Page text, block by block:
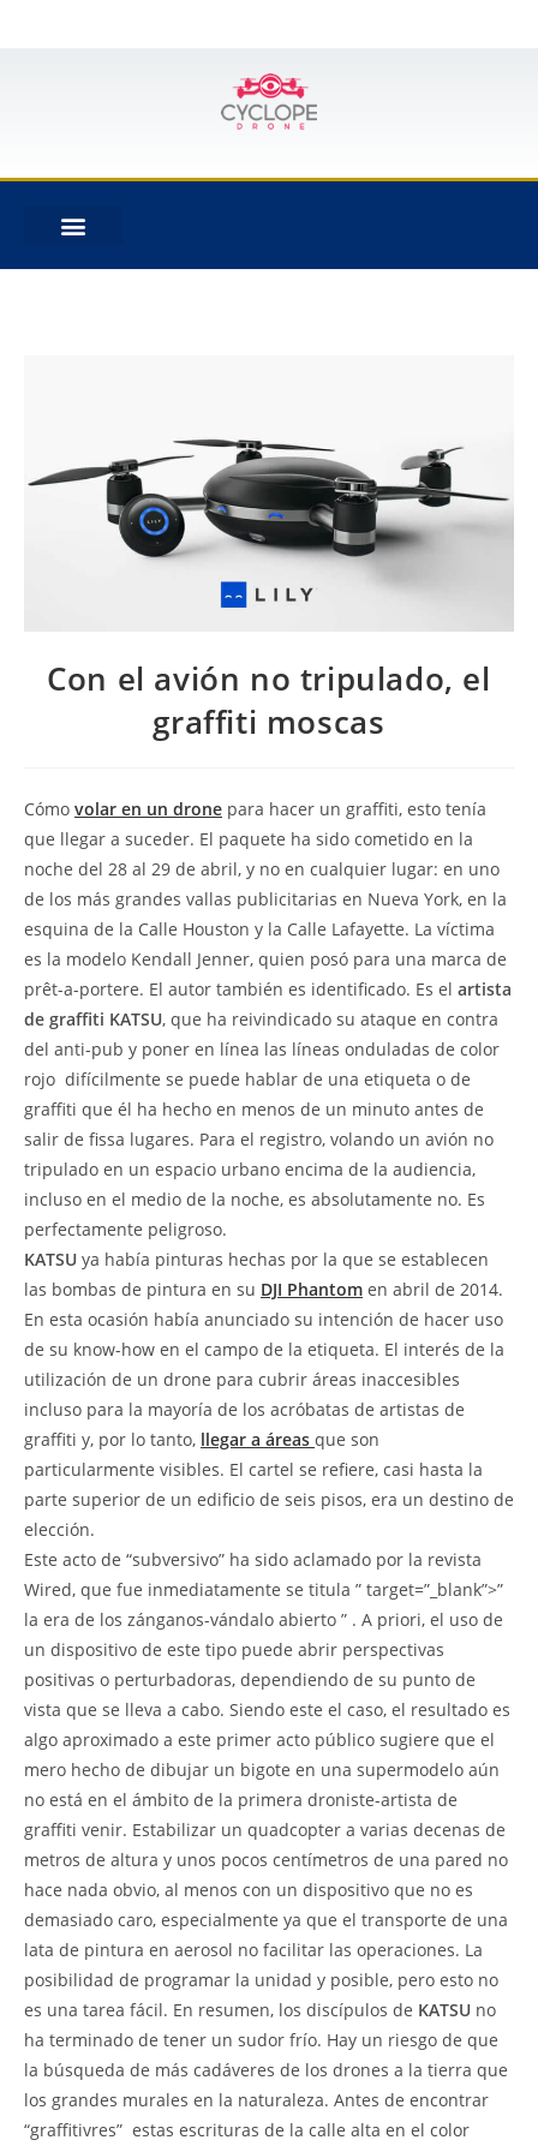
Con el avión no tripulado, el
graffiti moscas
Cómo volar en un drone para hacer un graffiti, esto tenía
que llegar a suceder. El paquete ha sido cometido en la
noche del 28 al 29 de abril, y no en cualquier lugar: en uno
de los más grandes vallas publicitarias en Nueva York, en la
esquina de la Calle Houston y la Calle Lafayette. La víctima
es la modelo Kendall Jenner, quien posó para una marca de
prêt-a-portere. El autor también es identificado. Es el artista
de graffiti KATSU, que ha reivindicado su ataque en contra
del anti-pub y poner en línea las líneas onduladas de color
rojo  difícilmente se puede hablar de una etiqueta o de
graffiti que él ha hecho en menos de un minuto antes de
salir de fissa lugares. Para el registro, volando un avión no
tripulado en un espacio urbano encima de la audiencia,
incluso en el medio de la noche, es absolutamente no. Es
perfectamente peligroso.
KATSU ya había pinturas hechas por la que se establecen
las bombas de pintura en su DJI Phantom en abril de 2014.
En esta ocasión había anunciado su intención de hacer uso
de su know-how en el campo de la etiqueta. El interés de la
utilización de un drone para cubrir áreas inaccesibles
incluso para la mayoría de los acróbatas de artistas de
graffiti y, por lo tanto, llegar a áreas que son
particularmente visibles. El cartel se refiere, casi hasta la
parte superior de un edificio de seis pisos, era un destino de
elección.
Este acto de “subversivo” ha sido aclamado por la revista
Wired, que fue inmediatamente se titula ” target=”_blank”>”
la era de los zánganos-vándalo abierto ” . A priori, el uso de
un dispositivo de este tipo puede abrir perspectivas
positivas o perturbadoras, dependiendo de su punto de
vista que se lleva a cabo. Siendo este el caso, el resultado es
algo aproximado a este primer acto público sugiere que el
mero hecho de dibujar un bigote en una supermodelo aún
no está en el ámbito de la primera droniste-artista de
graffiti venir. Estabilizar un quadcopter a varias decenas de
metros de altura y unos pocos centímetros de una pared no
hace nada obvio, al menos con un dispositivo que no es
demasiado caro, especialmente ya que el transporte de una
lata de pintura en aerosol no facilitar las operaciones. La
posibilidad de programar la unidad y posible, pero esto no
es una tarea fácil. En resumen, los discípulos de KATSU no
ha terminado de tener un sudor frío. Hay un riesgo de que
la búsqueda de más cadáveres de los drones a la tierra que
los grandes murales en la naturaleza. Antes de encontrar
“graffitivres”  estas escrituras de la calle alta en el color